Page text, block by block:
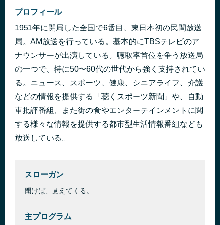
プロフィール
1951年に開局した全国で6番目、東日本初の民間放送
局。AM放送を行っている。基本的にTBSテレビのア
ナウンサーが出演している。聴取率首位を争う放送局
の一つで、特に50〜60代の世代から強く支持されてい
る。ニュース、スポーツ、健康、シニアライフ、介護
などの情報を提供する「聴くスポーツ新聞」や、自動
車批評番組、また街の食やエンターテインメントに関
する様々な情報を提供する都市型生活情報番組なども
放送している。
スローガン
聞けば、見えてくる。
主プログラム